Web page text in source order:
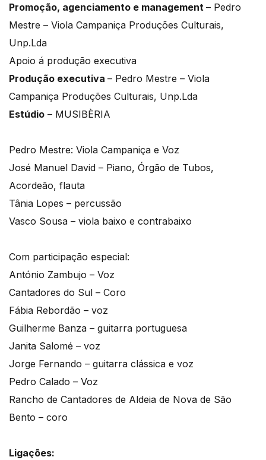
Promoção, agenciamento e management – Pedro
Mestre – Viola Campaniça Produções Culturais,
Unp.Lda
Apoio á produção executiva
Produção executiva – Pedro Mestre – Viola
Campaniça Produções Culturais, Unp.Lda
Estúdio – MUSIBÈRIA
Pedro Mestre: Viola Campaniça e Voz
José Manuel David – Piano, Órgão de Tubos,
Acordeão, flauta
Tânia Lopes – percussão
Vasco Sousa – viola baixo e contrabaixo
Com participação especial:
António Zambujo – Voz
Cantadores do Sul – Coro
Fábia Rebordão – voz
Guilherme Banza – guitarra portuguesa
Janita Salomé – voz
Jorge Fernando – guitarra clássica e voz
Pedro Calado – Voz
Rancho de Cantadores de Aldeia de Nova de São
Bento – coro
Ligações: